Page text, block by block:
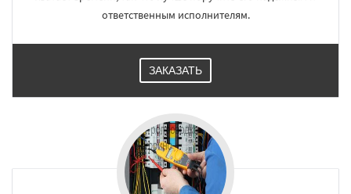
ответственным исполнителям.
ЗАКАЗАТЬ